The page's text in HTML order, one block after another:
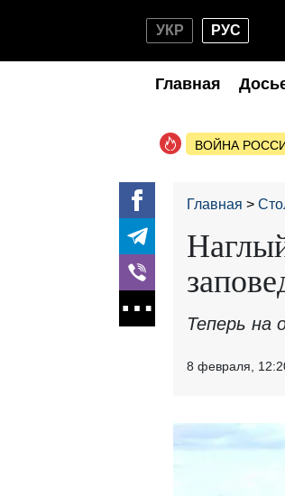
УКР РУС
Главная
ВОЙНА
Главная
Теперь на
8 февраля,